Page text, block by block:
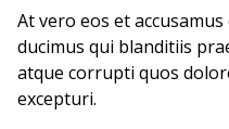
At vero eos et
ducimus qui blanditiis
atque corrupti quos
excepturi.